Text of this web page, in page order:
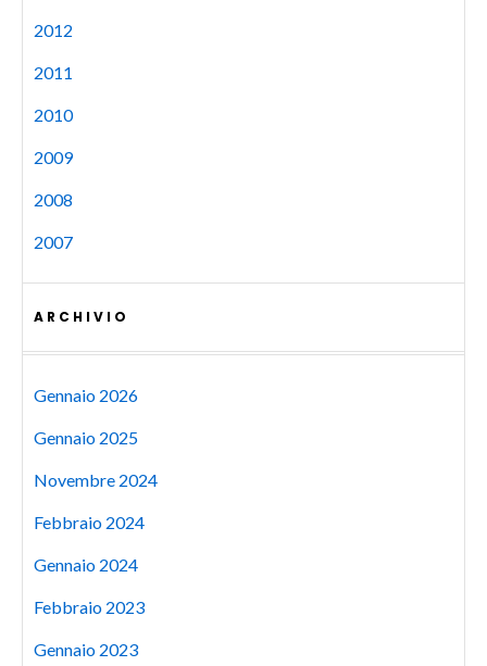
2012
2011
2010
2009
2008
2007
ARCHIVIO
Gennaio 2026
Gennaio 2025
Novembre 2024
Febbraio 2024
Gennaio 2024
Febbraio 2023
Gennaio 2023